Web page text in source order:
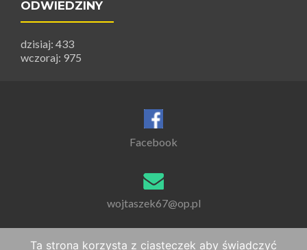
ODWIEDZINY
dzisiaj: 433
wczoraj: 975
Facebook
wojtaszek67@op.pl
Ta strona korzysta z ciasteczek aby świadczyć